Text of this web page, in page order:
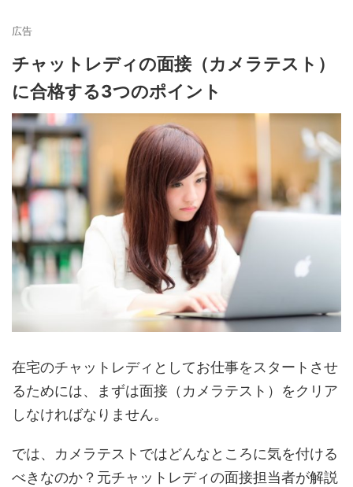
広告
チャットレディの面接（カメラテスト）
に合格する3つのポイント
在宅のチャットレディとしてお仕事をスタートさせ
るためには、まずは面接（カメラテスト）をクリア
しなければなりません。
では、カメラテストではどんなところに気を付ける
べきなのか？元チャットレディの面接担当者が解説